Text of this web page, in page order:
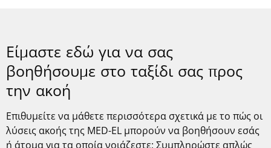
Είμαστε εδώ για να σας
βοηθήσουμε στο ταξίδι σας προς
την ακοή
Επιθυμείτε να μάθετε περισσότερα σχετικά με το πώς οι
λύσεις ακοής της MED-EL μπορούν να βοηθήσουν εσάς
ή άτομα για τα οποία νοιάζεστε; Συμπληρώστε απλώς